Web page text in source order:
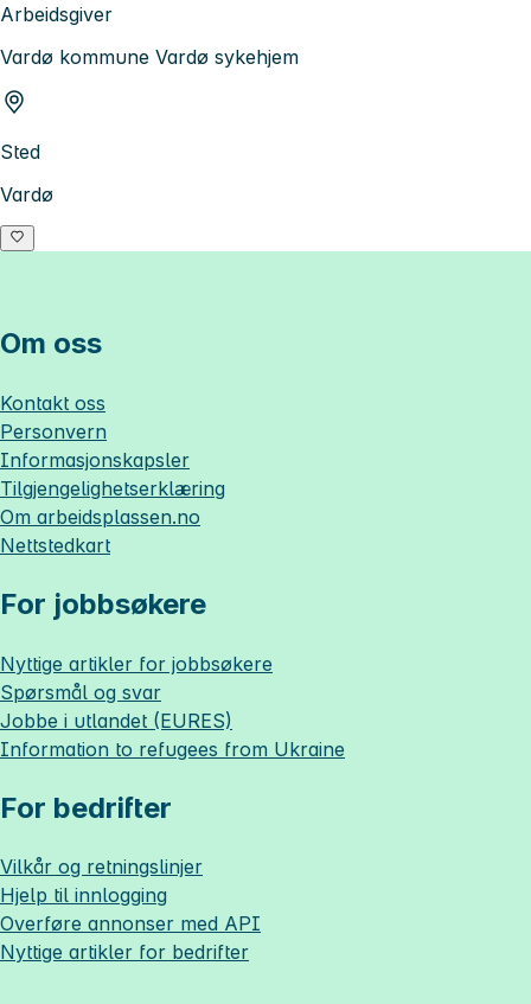
Arbeidsgiver
Vardø kommune Vardø sykehjem
Sted
Vardø
Om oss
Kontakt oss
Personvern
Informasjonskapsler
Tilgjengelighetserklæring
Om arbeidsplassen.no
Nettstedkart
For jobbsøkere
Nyttige artikler for jobbsøkere
Spørsmål og svar
Jobbe i utlandet (EURES)
Information to refugees from Ukraine
For bedrifter
Vilkår og retningslinjer
Hjelp til innlogging
Overføre annonser med API
Nyttige artikler for bedrifter